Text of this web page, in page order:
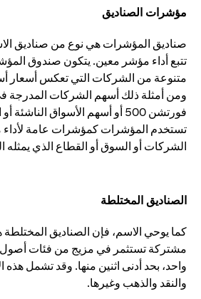
مؤشرات الصناديق
صناديق المؤشرات هي نوع من صناديق
تتبع أداء مؤشر معين. يتكون صندوق
متنوعة من الشركات التي تعكس أسعار
ومن أمثلة ذلك أسهم الشركات المدرجة
فورتشن 500 أو أسهم الأسواق
تستخدم المؤشرات كمؤشرات عامة
الشركات أو السوق أو القطاع الذي يمثله
الصناديق المختلطة
كما يوحي الاسم، فإن الصناديق المختلطة
مشتركة تستثمر في مزيج من فئات
واحد، بحد أدنى اثنين منها. وقد تشمل هذه
والنقد والذهب وغيرها.